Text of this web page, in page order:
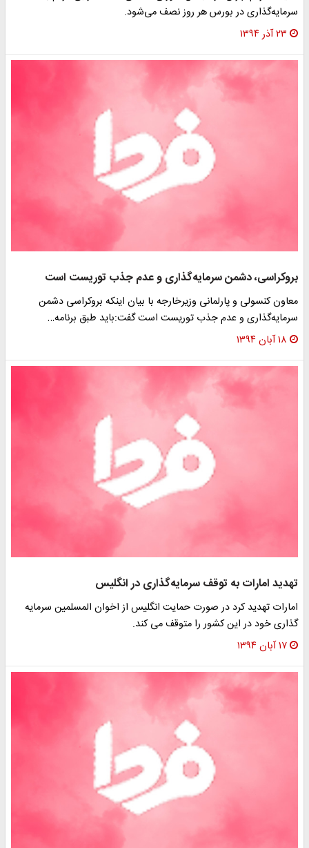
سرمایه‌گذاری در بورس هر روز نصف می‌شود.
۲۳ آذر ۱۳۹۴
بروکراسی، دشمن سرمایه‌گذاری و عدم جذب توریست است
معاون کنسولی و پارلمانی وزیرخارجه با بیان اینکه بروکراسی دشمن
سرمایه‌گذاری و عدم جذب توریست است گفت:باید طبق برنامه…
۱۸ آبان ۱۳۹۴
تهدید امارات به توقف سرمایه‌گذاری در انگلیس
امارات تهدید کرد در صورت حمایت انگلیس از اخوان المسلمین سرمایه
گذاری خود در این کشور را متوقف می کند.
۱۷ آبان ۱۳۹۴